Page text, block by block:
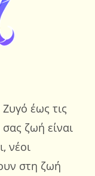
έως τις
ζωή είναι
νέοι
στη ζωή